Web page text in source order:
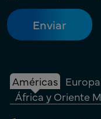
Américas Europa
África y Oriente